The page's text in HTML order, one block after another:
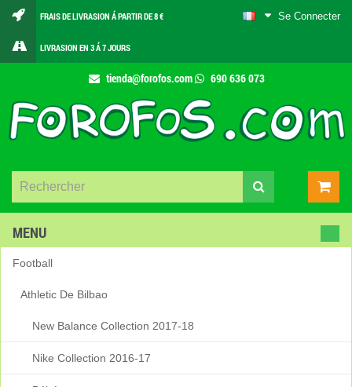
Se Connecter
FRAIS DE LIVRASION Á PARTIR DE 8 €
LIVRASION EN 3 Á 7 JOURS
tienda@forofos.com 690 636 073
MENU
Football
Athletic De Bilbao
New Balance Collection 2017-18
Nike Collection 2016-17